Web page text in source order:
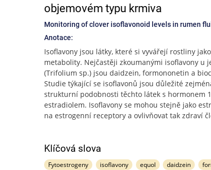
objemovém typu krmiva
Monitoring of clover isoflavonoid levels in rumen
Anotace:
Isoflavony jsou látky, které si vyvářejí rostliny
metabolity. Nejčastěji zkoumanými isoflavony u
(Trifolium sp.) jsou daidzein, formononetin a
Studie týkající se isoflavonů jsou důležité
strukturní podobnosti těchto látek s hormonem
estradiolem. Isoflavony se mohou stejně jako
na estrogenní receptory a ovlivňovat tak zdraví
Klíčová slova
Fytoestrogeny isoflavony equol daidzein